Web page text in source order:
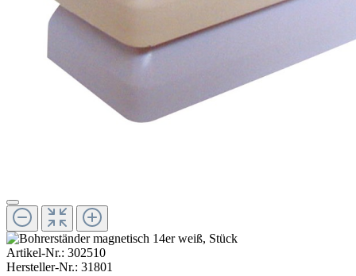
Artikel-Nr.: 302510
Hersteller-Nr.: 31801